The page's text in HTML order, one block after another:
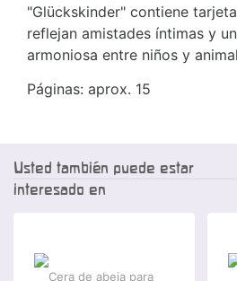
"Glückskinder" contiene
reflejan amistades íntimas y
armoniosa entre niños y
Páginas: aprox. 15
Usted también puede estar
interesado en